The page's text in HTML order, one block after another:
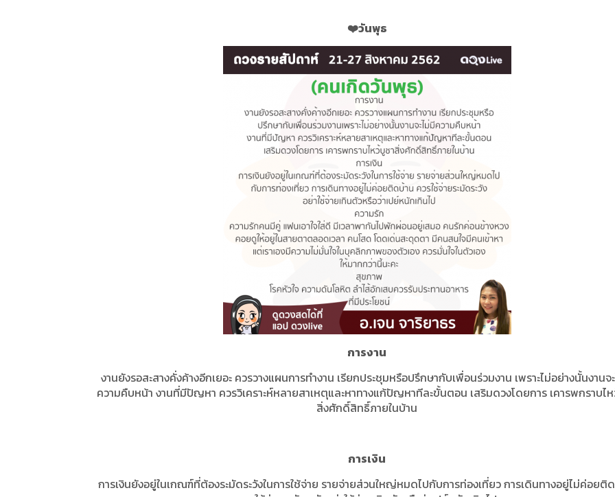
❤วันพุธ
การงาน
งานยังรอสะสางคั่งค้างอีกเยอะ ควรวางแผนการทำงาน เรียกประชุมหรือปรึกษากับเพื่อนร่วมงาน เพราะไม่อย่างนั้นงานจ
ความคืบหน้า งานที่มีปัญหา ควรวิเคราะห์หลายสาเหตุและหาทางแก้ปัญหาทีละขั้นตอน เสริมดวงโดยการ เคารพกราบไ
สิ่งศักดิ์สิทธิ์ภายในบ้าน
การเงิน
การเงินยังอยู่ในเกณฑ์ที่ต้องระมัดระวังในการใช้จ่าย รายจ่ายส่วนใหญ่หมดไปกับการท่องเที่ยว การเดินทางอยู่ไม่ค่อยติ